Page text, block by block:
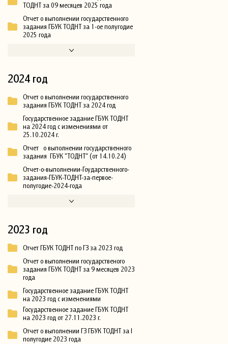
ТОДНТ за 09 месяцев 2025 года
Отчет о выполнении государственного
задания ГБУК ТОДНТ за 1-ое полугодие
2025 года
2024 год
Отчет о выполнении государственного
задания ГБУК ТОДНТ за 2024 год
Государственное задание ГБУК ТОДНТ
на 2024 год с изменениями от
25.10.2024 г.
Отчет о выполнении государственного
задания ГБУК "ТОДНТ" (от 14.10.24)
Отчет-о-выполнении-Гоударственного-
задания-ГБУК-ТОДНТ-за-первое-
полугодие-2024-года
2023 год
Отчет ГБУК ТОДНТ по ГЗ за 2023 год
Отчет о выполнении государственого
задания ГБУК ТОДНТ за 9 месяцев 2023
года
Государственное задание ГБУК ТОДНТ
на 2023 год с изменениями
Государственное задание ГБУК ТОДНТ
на 2023 год от 27.11.2023 г.
Отчет о выполнении ГЗ ГБУК ТОДНТ за I
полугодие 2023 года